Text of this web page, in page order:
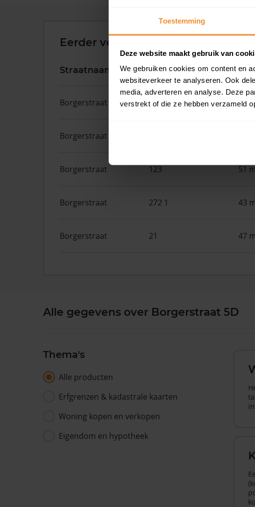
Toestemming
Deze website maakt gebruik van
We gebruiken cookies om content en
websiteverkeer te analyseren. Ook
media, adverteren en analyse. Deze
verstrekt of die ze hebben verzameld
Eerder verkochte woningen in de
Straatnaam Huisnr.
Borgerstraat 262 54
Borgerstraat
Borgerstraat 123 51
Borgerstraat 272 1 43
Borgerstraat 21 47
Alle gegevens over Borgerstraat 5D
Thema's
Alle producten
Erfgrenzen & kadastrale kaarten
Woning kopen en verkopen
Eigendom en hypotheek